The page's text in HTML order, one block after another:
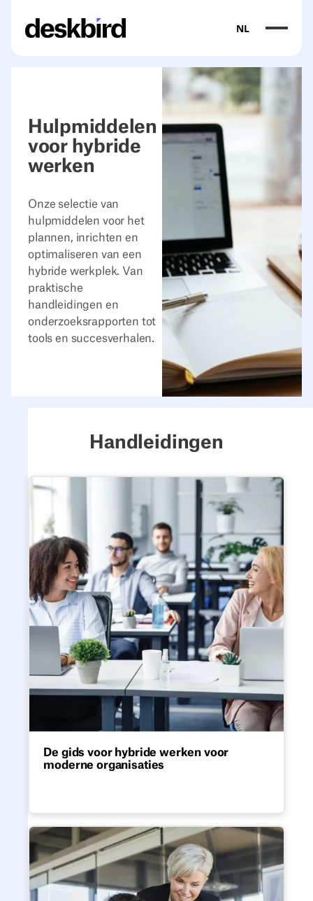
NL
Hulpmiddelen
voor hybride
werken
Onze selectie van
hulpmiddelen voor het
plannen, inrichten en
optimaliseren van een
hybride werkplek. Van
praktische
handleidingen en
onderzoeksrapporten tot
tools en succesverhalen.
Handleidingen
De gids voor hybride werken
De gids voor hybride werken voor
moderne organisaties
is. Van het kiezen van de juiste structuur
tot de uitrol ervan binnen teams en op
verschillende locaties.
De gids voor hot desking op